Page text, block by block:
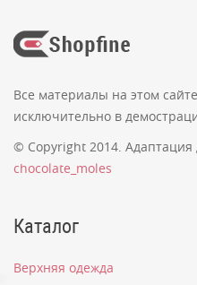
Все материалы на этом
исключительно в
© Copyright 2014.
chocolate_moles
Каталог
Верхняя одежда